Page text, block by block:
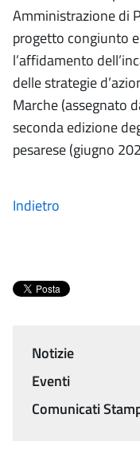
Amministrazione di
progetto congiunto
l’affidamento
delle strategie
Marche (assegnato
seconda edizione
pesarese (giugno
Indietro
Menu
Notizie
Eventi
Comunicati